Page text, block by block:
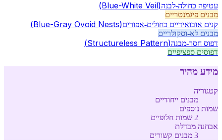
עטיפה כחולה-לבנה (Blue-White Veil)
מבנים פיגמנטריים
קנים אובואידיים כחולים-אפורים
(Blue-Gray Ovoid Nests)
מבנים לא-וסקולריים
דפוס חסר-מבנה
(Structureless Pattern)
דפוסים ספציפיים
מידע מהיר
קטגוריה
מבנים ייחודיים
שמות נוספים
2 שמות חלופיים
אבחנה מבדלת
3 מבנים קשורים